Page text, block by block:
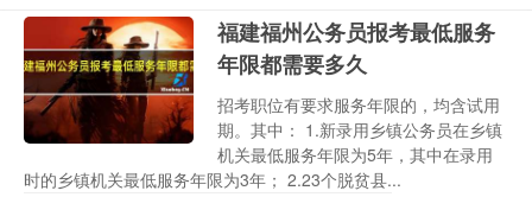
福建福州公务员报考最低服务
年限都需要多久
招考职位有要求服务年限的，均含试用
期。其中： 1.新录用乡镇公务员在乡镇
机关最低服务年限为5年，其中在录用
时的乡镇机关最低服务年限为3年； 2.23个脱贫县...